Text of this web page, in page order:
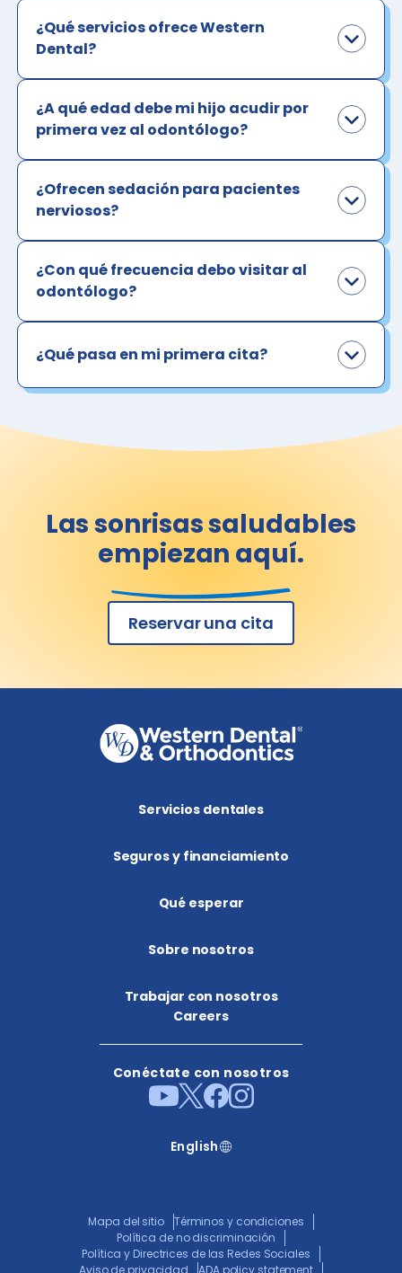
¿Qué servicios ofrece Western
Dental?
¿A qué edad debe mi hijo acudir por
primera vez al odontólogo?
¿Ofrecen sedación para pacientes
nerviosos?
¿Con qué frecuencia debo visitar al
odontólogo?
¿Qué pasa en mi primera cita?
Las sonrisas saludables
empiezan aquí.
Reservar una cita
Servicios dentales
Seguros y financiamiento
Qué esperar
Sobre nosotros
Trabajar con nosotros
Careers
Conéctate con nosotros
English
Mapa del sitio
Términos y condiciones
Política de no discriminación
Política y Directrices de las Redes Sociales